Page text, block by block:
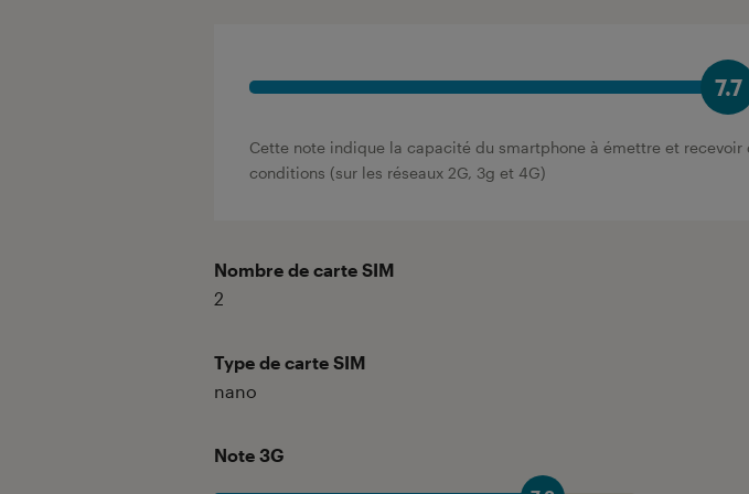
7.7
Cette note indique la capacité du smartphone à émettre et recevoir
conditions (sur les réseaux 2G, 3g et 4G)
Nombre de carte SIM
2
Type de carte SIM
nano
Note 3G